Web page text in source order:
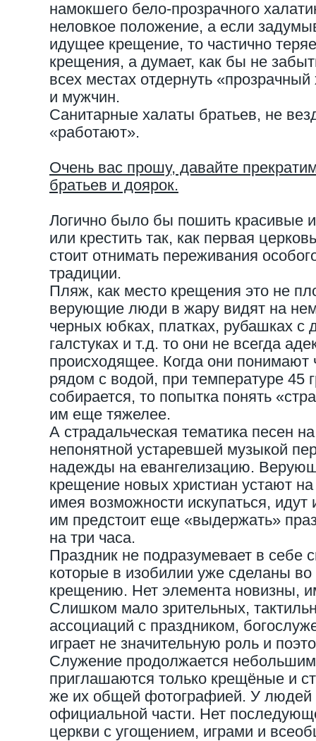
намокшего бело-прозрачного
неловкое положение, а если
идущее крещение, то частично
крещения, а думает, как бы не
всех местах отдернуть
и мужчин.
Санитарные халаты братьев, не
«работают».
Очень вас прошу, давайте
братьев и доярок.
Логично было бы пошить красивые
или крестить так, как первая
стоит отнимать переживания
традиции.
Пляж, как место крещения это не
верующие люди в жару видят на
черных юбках, платках, рубашках с
галстуках и т.д. то они не всегда
происходящее. Когда они понимают
рядом с водой, при температуре 45
собирается, то попытка понять
им еще тяжелее.
А страдальческая тематика песен
непонятной устаревшей музыкой
надежды на евангелизацию.
крещение новых христиан устают
имея возможности искупаться, идут
им предстоит еще «выдержать»
на три часа.
Праздник не подразумевает в себе
которые в изобилии уже сделаны во
крещению. Нет элемента новизны,
Слишком мало зрительных,
ассоциаций с праздником,
играет не значительную роль и
Служение продолжается
приглашаются только крещёные и
же их общей фотографией. У людей
официальной части. Нет
церкви с угощением, играми и